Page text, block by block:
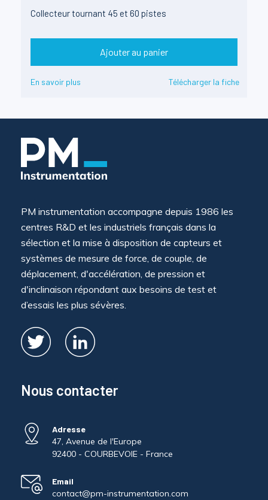
Collecteur tournant 45 et 60 pistes
Ajouter au panier
En savoir plus Télécharger la fiche
PM instrumentation accompagne depuis 1986 les
centres R&D et les industriels français dans la
sélection et la mise à disposition de capteurs et
systèmes de mesure de force, de couple, de
déplacement, d'accélération, de pression et
d'inclinaison répondant aux besoins de test et
d’essais les plus sévères.
Nous contacter
Adresse
47, Avenue de l'Europe
92400 - COURBEVOIE - France
Email
contact@pm-instrumentation.com